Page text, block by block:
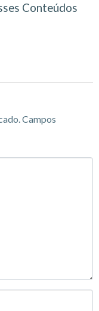
Conteúdos
Campos